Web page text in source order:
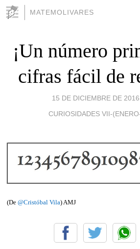
MATEMOLIVARES
¡Un número
cifras fácil de
15 DE DICIEMBRE DE
CURIOSIDADES VII-
(De @Cristóbal Vila) AMJ